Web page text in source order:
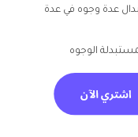
عدة وجوه في عدة
الوجوه